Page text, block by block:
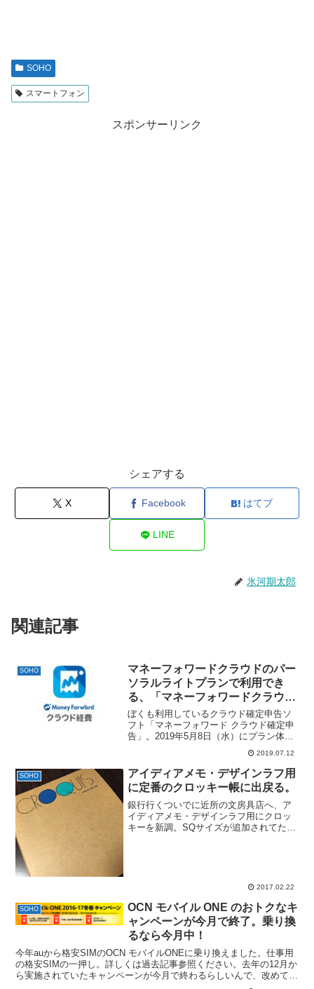
SOHO
スマートフォン
スポンサーリンク
シェアする
X Facebook はてブ
LINE
氷河期太郎
関連記事
SOHO
マネーフォワードクラウドのパー
ソラルライトプランで利用でき
る、「マネーフォワードクラウド
経費」を利用してみたら、一人事
業主でも時短できそうだった件。
ぼくも利用しているクラウド確定申告ソ
フト「マネーフォワード クラウド確定申
告」。2019年5月8日（水）にプラン体型
の変更があり、一番基本的な「ベーシッ
クプラン」を契約していた個人事業主
は、強制的に「パーソナルライト プラ
ン」へ変更となりま...
2019.07.12
SOHO
アイディアメモ・デザインラフ用
に定番のクロッキー帳に出戻る。
銀行行くついでに近所の文房具店へ、ア
イディアメモ・デザインラフ用にクロッ
キーを新調。SQサイズが追加されてたん
2017.02.22
SOHO
OCN モバイル ONE のおトクなキ
ャンペーンが今月で終了。乗り換
るなら今月中！
今年auから格安SIMのOCN モバイルONEに乗り換えました。仕事用
の格安SIMの一押し。詳しくは過去記事参照ください。去年の12月か
ら実施されていたキャンペーンが今月で終わるらしいんで、改めて紹